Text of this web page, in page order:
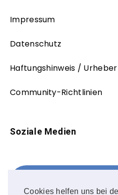
Cookies helfen uns bei
Impressum
Datenschutz
Haftungshinweis /
Community-Richtlinien
Soziale Medien
FOLLOW ME!